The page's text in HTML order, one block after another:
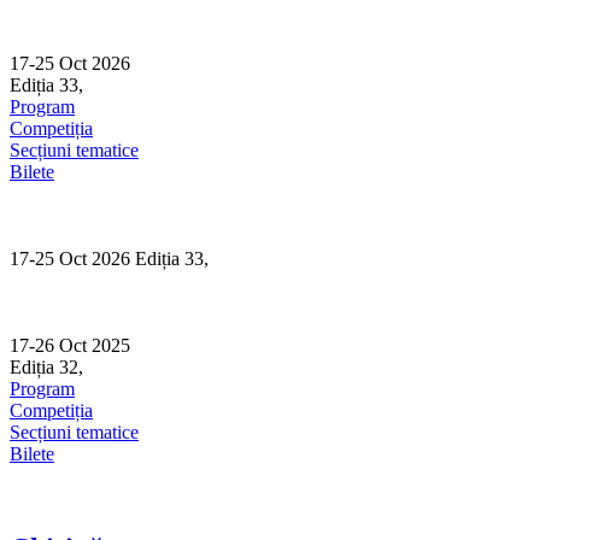
content
17-25 Oct 2026
Ediția 33,
Program
Competiția
Secțiuni tematice
Bilete
17-25 Oct 2026 Ediția 33,
17-26 Oct 2025
Ediția 32,
Program
Competiția
Secțiuni tematice
Bilete